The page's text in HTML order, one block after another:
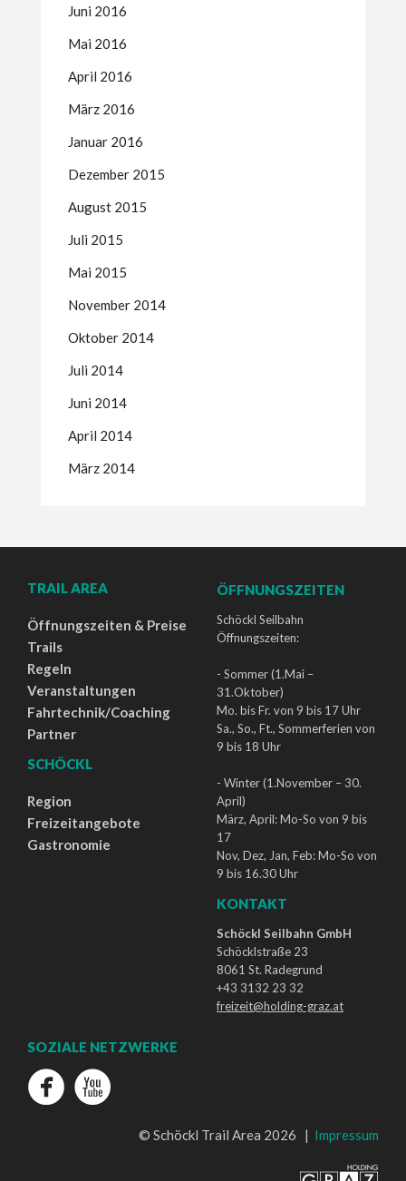
Juni 2016
Mai 2016
April 2016
März 2016
Januar 2016
Dezember 2015
August 2015
Juli 2015
Mai 2015
November 2014
Oktober 2014
Juli 2014
Juni 2014
April 2014
März 2014
TRAIL AREA
Öffnungszeiten & Preise
Trails
Regeln
Veranstaltungen
Fahrtechnik/Coaching
Partner
SCHÖCKL
Region
Freizeitangebote
Gastronomie
ÖFFNUNGSZEITEN
Schöckl Seilbahn
Öffnungszeiten:
- Sommer (1.Mai –
31.Oktober)
Mo. bis Fr. von 9 bis 17 Uhr
Sa., So., Ft., Sommerferien von
9 bis 18 Uhr
- Winter (1.November – 30.
April)
März, April: Mo-So von 9 bis
17
Nov, Dez, Jan, Feb: Mo-So von
9 bis 16.30 Uhr
KONTAKT
Schöckl Seilbahn GmbH
Schöcklstraße 23
8061 St. Radegrund
+43 3132 23 32
freizeit@holding-graz.at
SOZIALE NETZWERKE
© Schöckl Trail Area 2026 | Impressum